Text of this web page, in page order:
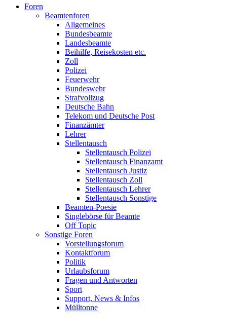
Foren
Beamtenforen
Allgemeines
Bundesbeamte
Landesbeamte
Beihilfe, Reisekosten etc.
Zoll
Polizei
Feuerwehr
Bundeswehr
Strafvollzug
Deutsche Bahn
Telekom und Deutsche Post
Finanzämter
Lehrer
Stellentausch
Stellentausch Polizei
Stellentausch Finanzamt
Stellentausch Justiz
Stellentausch Zoll
Stellentausch Lehrer
Stellentausch Sonstige
Beamten-Poesie
Singlebörse für Beamte
Off Topic
Sonstige Foren
Vorstellungsforum
Kontaktforum
Politik
Urlaubsforum
Fragen und Antworten
Sport
Support, News & Infos
Mülltonne